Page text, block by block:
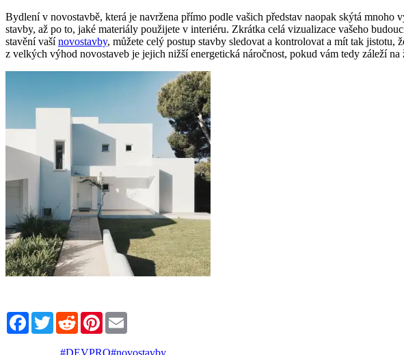
Bydlení v novostavbě, která je navržena přímo podle vašich představ naopak skýtá
stavby, až po to, jaké materiály použijete v interiéru. Zkrátka celá vizualizace vašeho
stavění vašínovostavby, můžete celý postup stavby sledovat a kontrolovat a mít tak jistotu,
z velkých výhod novostaveb je jejich nižší energetická náročnost, pokud vám tedy záleží
FacebookTwitterRedditPinterest
#DEVPRO#novostavby